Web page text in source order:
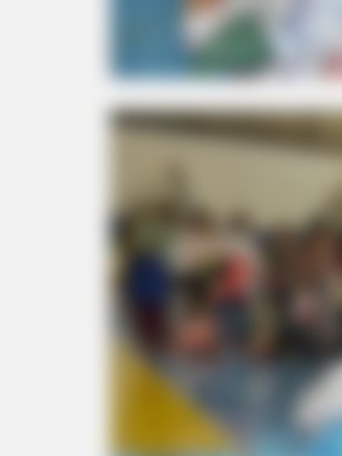
Nicole Kidman Finally Admits
Bear Approaches Cat: What